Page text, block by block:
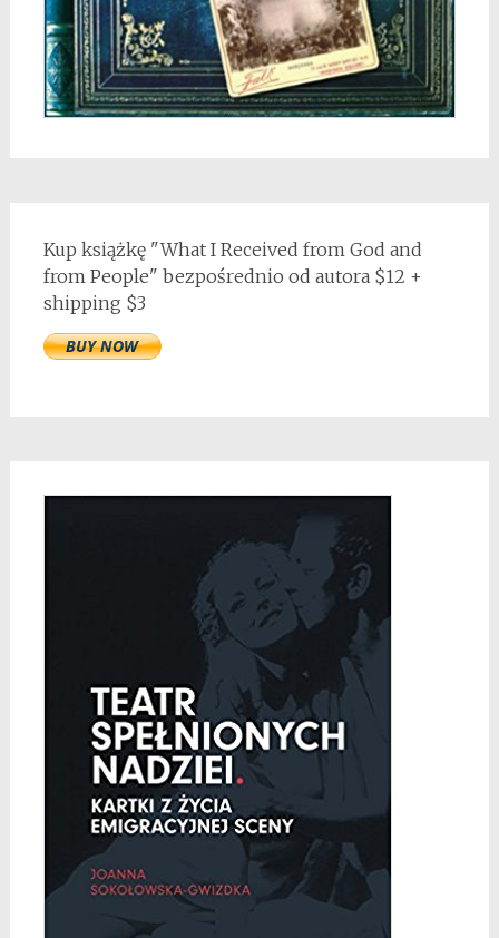
Kup książkę "What I Received from God and
from People" bezpośrednio od autora $12 +
shipping $3